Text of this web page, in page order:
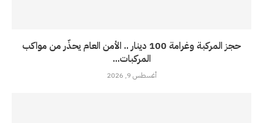
حجز المركبة وغرامة 100 دينار .. الأمن العام يحذّر من مواكب
المركبات...
أغسطس 9, 2026